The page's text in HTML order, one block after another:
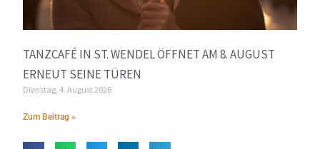
TANZCAFÉ IN ST. WENDEL ÖFFNET AM 8. AUGUST
ERNEUT SEINE TÜREN
Dienstag, 4. August 2026
Zum Beitrag »